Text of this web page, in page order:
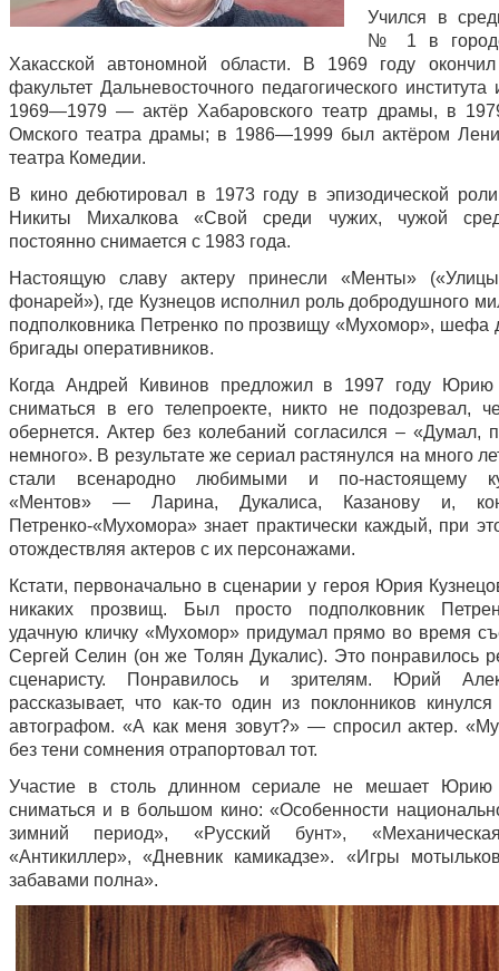
Учился в
№ 1 в
Хакасской автономной области. В 1969 году окончил
факультет Дальневосточного педагогического института
1969—1979 — актёр Хабаровского театр драмы, в
Омского театра драмы; в 1986—1999 был актёром
театра Комедии.
В кино дебютировал в 1973 году в эпизодической
Никиты Михалкова «Свой среди чужих, чужой
постоянно снимается с 1983 года.
Настоящую славу актеру принесли «Менты»
фонарей»), где Кузнецов исполнил роль добродушного
подполковника Петренко по прозвищу «Мухомор», шефа
бригады оперативников.
Когда Андрей Кивинов предложил в 1997 году Юрию
сниматься в его телепроекте, никто не подозревал,
обернется. Актер без колебаний согласился – «Думал,
немного». В результате же сериал растянулся на много
стали всенародно любимыми и по-настоящему
«Ментов» — Ларина, Дукалиса, Казанову и,
Петренко-«Мухомора» знает практически каждый, при
отождествляя актеров с их персонажами.
Кстати, первоначально в сценарии у героя Юрия
никаких прозвищ. Был просто подполковник
удачную кличку «Мухомор» придумал прямо во время
Сергей Селин (он же Толян Дукалис). Это понравилось
сценаристу. Понравилось и зрителям. Юрий
рассказывает, что как-то один из поклонников
автографом. «А как меня зовут?» — спросил актер.
без тени сомнения отрапортовал тот.
Участие в столь длинном сериале не мешает Юрию
сниматься и в большом кино: «Особенности
зимний период», «Русский бунт»,
«Антикиллер», «Дневник камикадзе». «Игры
забавами полна».